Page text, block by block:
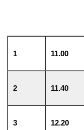
1 11.00
2 11.40
3 12.20